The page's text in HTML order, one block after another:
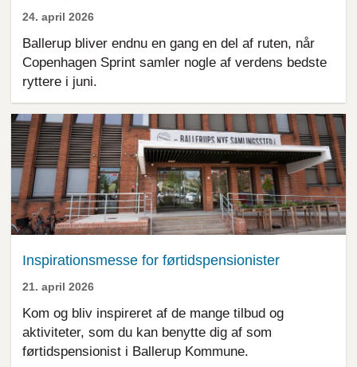
24. april 2026
Ballerup bliver endnu en gang en del af ruten, når
Copenhagen Sprint samler nogle af verdens bedste
ryttere i juni.
Inspirationsmesse for førtidspensionister
21. april 2026
Kom og bliv inspireret af de mange tilbud og
aktiviteter, som du kan benytte dig af som
førtidspensionist i Ballerup Kommune.